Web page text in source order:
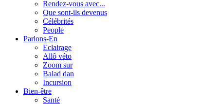
Rendez-vous avec...
Que sont-ils devenus
Célébrités
People
Parlons-En
Eclairage
Allô véto
Zoom sur
Balad dan
Incursion
Bien-être
Santé